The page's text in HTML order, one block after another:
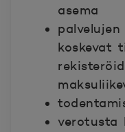
asema
koskevat
verotusta